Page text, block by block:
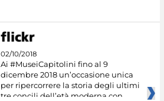
02/10/2018
Ai #MuseiCapitolini fino al 9
dicembre 2018 un’occasione unica
per ripercorrere la storia degli ultimi
tre concili dell’età moderna con